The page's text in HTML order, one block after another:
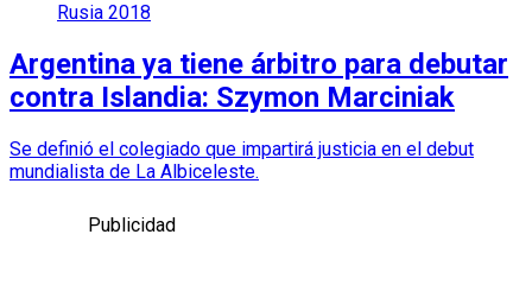
Rusia 2018
Argentina ya tiene árbitro para debutar
contra Islandia: Szymon Marciniak
Se definió el colegiado que impartirá justicia en el debut
mundialista de La Albiceleste.
Publicidad